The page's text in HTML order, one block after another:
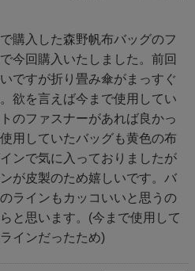
購入した森野帆布バッグのフ
今回購入いたしました。前回
ですが折り畳み傘がまっすぐ
欲を言えば今まで使用してい
のファスナーがあれば良かっ
用していたバッグも黄色の布
ンで気に入っておりましたが
が皮製のため嬉しいです。バ
ラインもカッコいいと思うの
と思います。(今まで使用して
インだったため)